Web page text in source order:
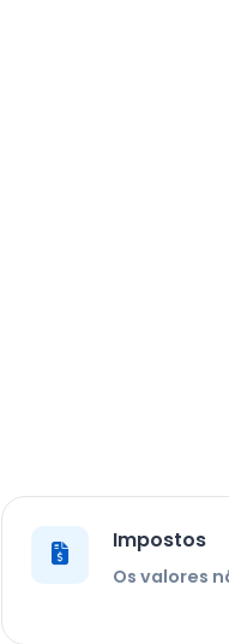
Impostos
Os valores